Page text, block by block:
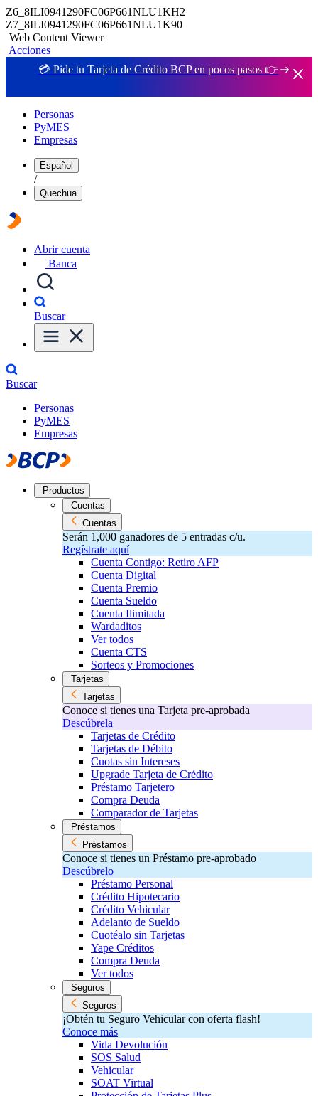
Z6_8ILI0941290FC06P661NLU1KH2
Z7_8ILI0941290FC06P661NLU1K90
Web Content Viewer
Acciones
💳 Pide tu Tarjeta de Crédito BCP en pocos pasos 👉
Personas
PyMES
Empresas
Español
/
Quechua
Abrir cuenta
Banca
Buscar
Buscar
Personas
PyMES
Empresas
Productos
Cuentas
Cuentas
Serán 1,000 ganadores de 5 entradas c/u.
Regístrate aquí
Cuenta Contigo: Retiro AFP
Cuenta Digital
Cuenta Premio
Cuenta Sueldo
Cuenta Ilimitada
Wardaditos
Ver todos
Cuenta CTS
Sorteos y Promociones
Tarjetas
Tarjetas
Conoce si tienes una Tarjeta pre-aprobada
Descúbrela
Tarjetas de Crédito
Tarjetas de Débito
Cuotas sin Intereses
Upgrade Tarjeta de Crédito
Préstamo Tarjetero
Compra Deuda
Comparador de Tarjetas
Préstamos
Préstamos
Conoce si tienes un Préstamo pre-aprobado
Descúbrelo
Préstamo Personal
Crédito Hipotecario
Crédito Vehicular
Adelanto de Sueldo
Cuotéalo sin Tarjetas
Yape Créditos
Compra Deuda
Ver todos
Seguros
Seguros
¡Obtén tu Seguro Vehicular con oferta flash!
Conoce más
Vida Devolución
SOS Salud
Vehicular
SOAT Virtual